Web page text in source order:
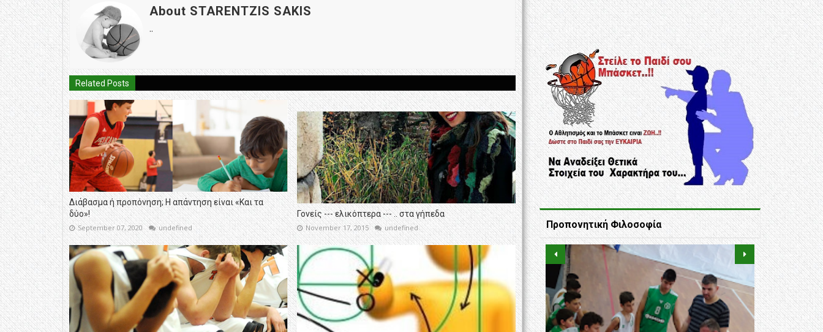
About STARENTZIS SAKIS
..
Related Posts
Διάβασμα ή προπόνηση; Η απάντηση είναι «Και τα
δύο»!
September 07, 2020 undefined
Γονείς --- ελικόπτερα --- .. στα γήπεδα
November 17, 2015 undefined Προπονητική Φιλοσοφία